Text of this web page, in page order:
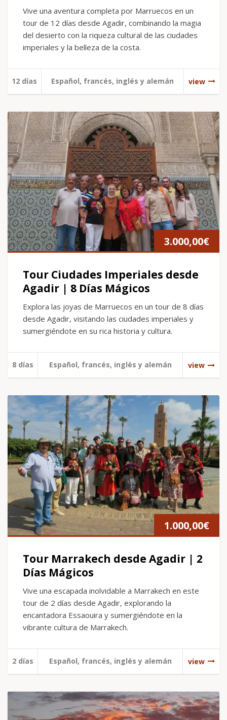
Vive una aventura completa por Marruecos en un
tour de 12 días desde Agadir, combinando la magia
del desierto con la riqueza cultural de las ciudades
imperiales y la belleza de la costa.
12 días Español, francés, inglés y alemán view
3.000,00€
Tour Ciudades Imperiales desde
Agadir | 8 Días Mágicos
Explora las joyas de Marruecos en un tour de 8 días
desde Agadir, visitando las ciudades imperiales y
sumergiéndote en su rica historia y cultura.
8 días Español, francés, inglés y alemán view
1.000,00€
Tour Marrakech desde Agadir | 2
Días Mágicos
Vive una escapada inolvidable a Marrakech en este
tour de 2 días desde Agadir, explorando la
encantadora Essaouira y sumergiéndote en la
vibrante cultura de Marrakech.
2 días Español, francés, inglés y alemán view